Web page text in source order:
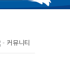
- 커뮤니티